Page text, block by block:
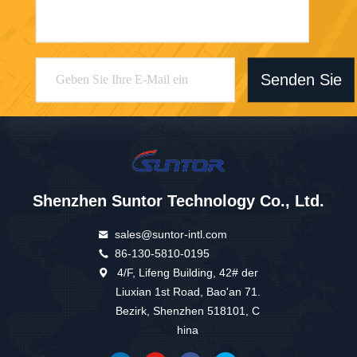
Senden Sie
Shenzhen Suntor Technology Co., Ltd.
sales@suntor-intl.com
86-130-5810-0195
4/F, Lifeng Building, 42# der
Liuxian 1st Road, Bao'an 71.
Bezirk, Shenzhen 518101, C
hina